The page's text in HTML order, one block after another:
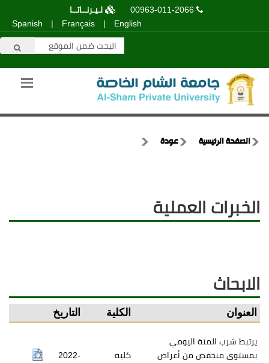
00963-011-2066
لـيـرنــاتــا
English
|
Français
|
Spanish
الصفحة الرئيسية عودة
الخبرات العملية
الابحاث
العنوان الكلية التاريخ
يرتبط شرب المتة اليومي
بمستوى منخفض من أعراض
كلية
2022-